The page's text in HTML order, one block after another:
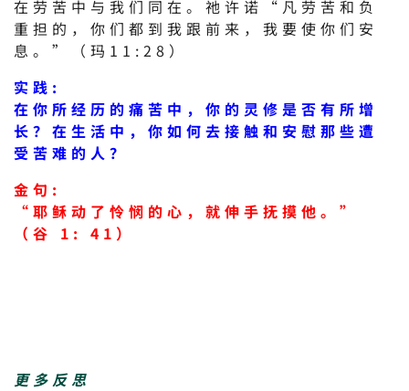
在劳苦中与我们同在。祂许诺“凡劳苦和负
重担的，你们都到我跟前来，我要使你们安
息。”（玛11:28）
实践:
在你所经历的痛苦中，你的灵修是否有所增
长？在生活中，你如何去接触和安慰那些遭
受苦难的人？
金句:
“耶稣动了怜悯的心，就伸手抚摸他。”
（谷 1: 41）
更多反思